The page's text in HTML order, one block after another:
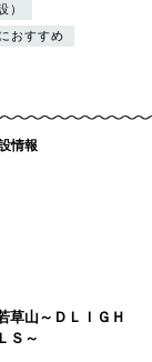
）
おすすめ
情報
草山～ＤＬＩＧＨ
Ｓ～